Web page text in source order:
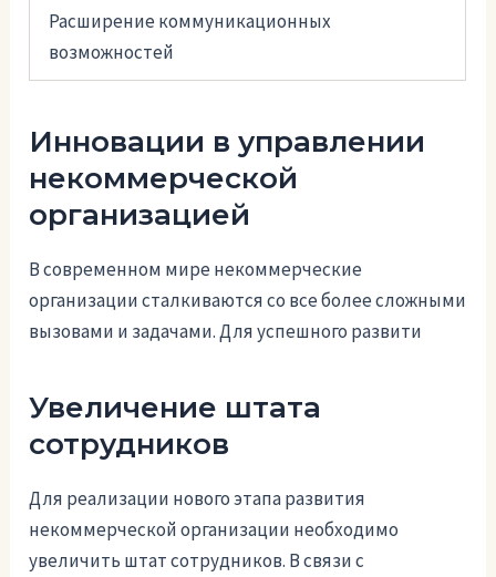
Расширение коммуникационных
возможностей
Инновации в управлении
некоммерческой
организацией
В современном мире некоммерческие
организации сталкиваются со все более сложными
вызовами и задачами. Для успешного развити
Увеличение штата
сотрудников
Для реализации нового этапа развития
некоммерческой организации необходимо
увеличить штат сотрудников. В связи с